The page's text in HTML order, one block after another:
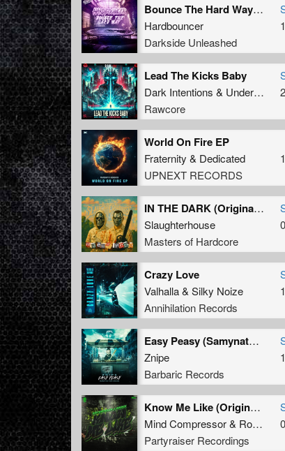
Bounce The Hard Way (Extended Mix)
Hardbouncer
Darkside Unleashed
Lead The Kicks Baby
Dark Intentions & Underground Fighters
Rawcore
World On Fire EP
Fraternity & Dedicated
UPNEXT RECORDS
IN THE DARK (Original Mix)
Slaughterhouse
Masters of Hardcore
Crazy Love
Valhalla& Silky Noize
Annihilation Records
Easy Peasy (Samynator Remix) (Original Mix)
Znipe
Barbaric Records
Know Me Like (Original Mix)
Mind Compressor& Rosbeek
Partyraiser Recordings